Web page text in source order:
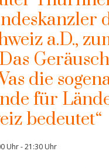
a.D.,
die
für
bedeutet“
Uhr-21:30 Uhr